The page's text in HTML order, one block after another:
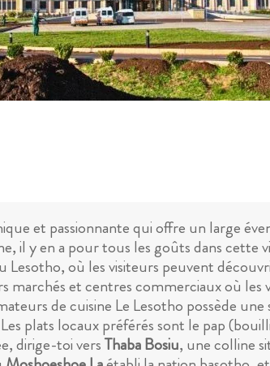
et passionnante qui offre un large
il y en a pour tous les goûts dans cette
Lesotho, où les visiteurs peuvent
et centres commerciaux où
de cuisine Le Lesotho possède
plats locaux préférés sont le pap
dirige-toi versThaba Bosiu, une colline